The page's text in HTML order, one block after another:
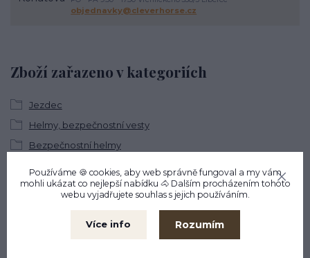
Zboží zařazeno v kategoriích
Jezdec
Helmy, bezpečnostní vesty
Bezpečnostní helmy
objednavky@cleverhorse.cz
Používáme 🍪 cookies, aby web správně fungoval a my vám
mohli ukázat co nejlepší nabídku 🐴 Dalším procházením tohoto
webu vyjadřujete souhlas s jejich používáním.
Více info Rozumím